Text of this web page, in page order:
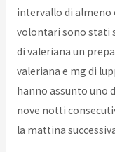
intervallo di almeno
volontari sono stati
di valeriana un
valeriana e mg di
hanno assunto uno
nove notti
la mattina